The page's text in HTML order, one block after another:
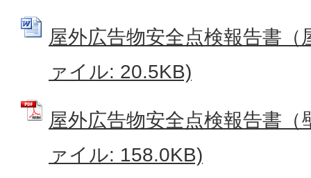
屋外広告物安全点検報告書（
ァイル: 20.5KB)
屋外広告物安全点検報告書（
ァイル: 158.0KB)